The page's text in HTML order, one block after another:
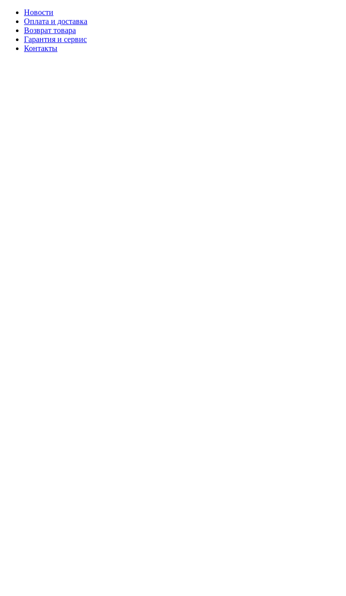
Новости
Оплата и доставка
Возврат товара
Гарантия и сервис
Контакты